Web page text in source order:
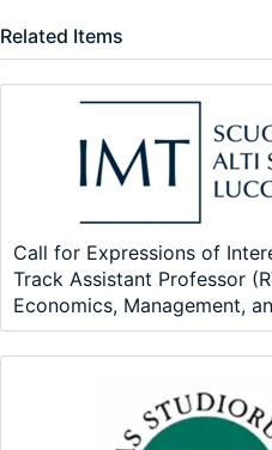
Related Items
Call for Expressions of
Track Assistant Professor
Economics, Management,